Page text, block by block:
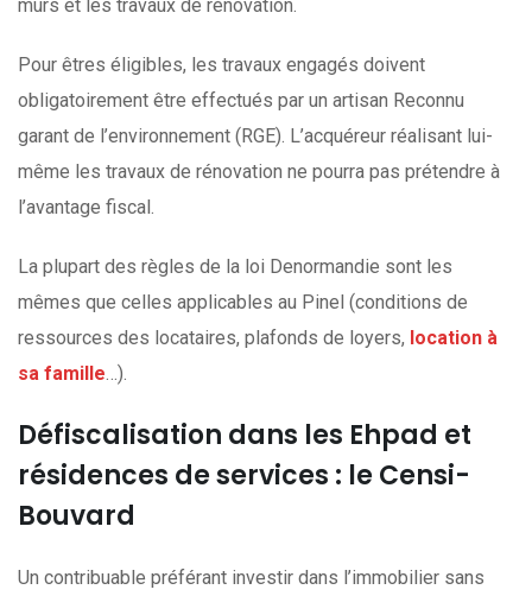
murs et les travaux de rénovation.
Pour êtres éligibles, les travaux engagés doivent
obligatoirement être effectués par un artisan Reconnu
garant de l’environnement (RGE). L’acquéreur réalisant lui-
même les travaux de rénovation ne pourra pas prétendre à
l’avantage fiscal.
La plupart des règles de la loi Denormandie sont les
mêmes que celles applicables au Pinel (conditions de
ressources des locataires, plafonds de loyers, location à
sa famille…).
Défiscalisation dans les Ehpad et
résidences de services : le Censi-
Bouvard
Un contribuable préférant investir dans l’immobilier sans